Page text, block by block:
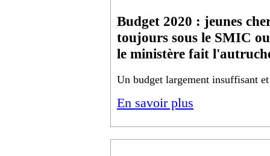
Budget 2020 : jeunes
toujours sous le SMIC
le ministère fait
Un budget largement insuffisant
En savoir plus